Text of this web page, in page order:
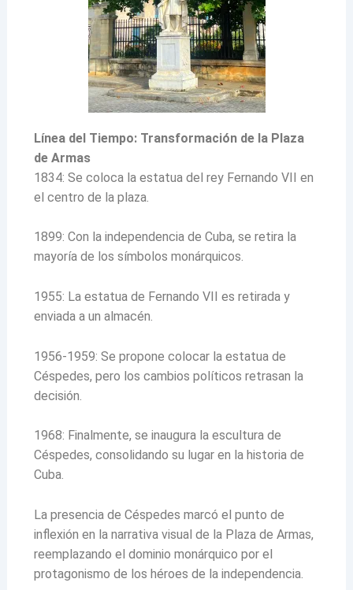
Línea del Tiempo: Transformación de la Plaza
de Armas
1834: Se coloca la estatua del rey Fernando VII en
el centro de la plaza.
1899: Con la independencia de Cuba, se retira la
mayoría de los símbolos monárquicos.
1955: La estatua de Fernando VII es retirada y
enviada a un almacén.
1956-1959: Se propone colocar la estatua de
Céspedes, pero los cambios políticos retrasan la
decisión.
1968: Finalmente, se inaugura la escultura de
Céspedes, consolidando su lugar en la historia de
Cuba.
La presencia de Céspedes marcó el punto de
inflexión en la narrativa visual de la Plaza de Armas,
reemplazando el dominio monárquico por el
protagonismo de los héroes de la independencia.